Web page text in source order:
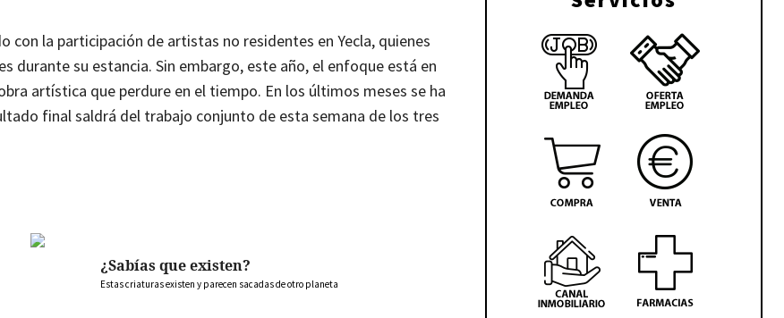
con la participación de artistas no residentes en Yecla, quienes
durante su estancia. Sin embargo, este año, el enfoque está en
artística que perdure en el tiempo. En los últimos meses se ha
final saldrá del trabajo conjunto de esta semana de los tres
¿Sabías que existen?
Estas criaturas existen y parecen sacadas de otro planeta